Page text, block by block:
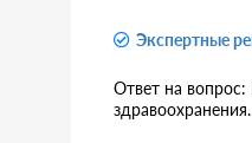
Экспертные
Ответ на